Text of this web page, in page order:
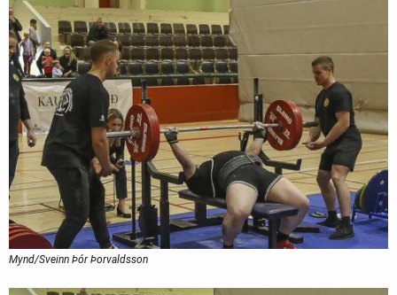
Mynd/Sveinn Þór Þorvaldsson